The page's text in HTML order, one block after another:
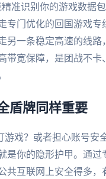
准识别你的游戏数据
专门优化的回国游戏专
另一条稳定高速的线路
带宽保障，是团战不卡
盾牌同样重要
游戏？或者担心账号安
是你的隐形护甲。通过
共互联网上安全得多，